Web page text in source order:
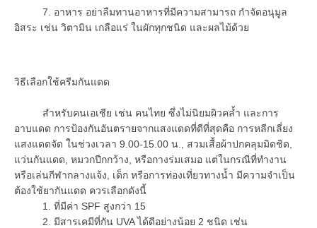
7. อาหาร อย่าลืมทานอาหารที่มีความสามารถ กำจัดอนุมูล
อิสระ เช่น วิตามิน เกลือแร่ ในผักทุกชนิด และผลไม้ด้วย
วิธีเลือกใช้ครีมกันแดด
สำหรับคนเอเชีย เช่น คนไทย ซึ่งไม่นิยมผิวคล้ำ และการ
อาบแดด การป้องกันอันตรายจากแสงแดดที่ดีที่สุดคือ การหลีกเลี่ยง
แสงแดดจัด ในช่วงเวลา 9.00-15.00 น., สวมเสื้อผ้าปกคลุมมิดชิด,
แว่นกันแดด, หมวกปีกกว้าง, หรือกางร่มเสมอ แต่ในกรณีที่ทำงาน
หรือเล่นกีฬากลางแจ้ง, เด็ก หรือการท่องเที่ยวทางน้ำ มีความจำเป็น
ต้องใช้ยากันแดด ควรเลือกดังนี้
1. ที่มีค่า SPF สูงกว่า 15
2. มีสารเคมีที่กัน UVA ได้ดีอย่างน้อย 2 ชนิด เช่น